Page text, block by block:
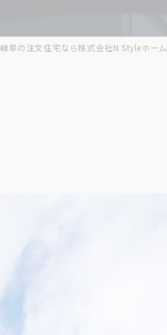
岐阜の注文住宅なら株式会社N Styleホーム